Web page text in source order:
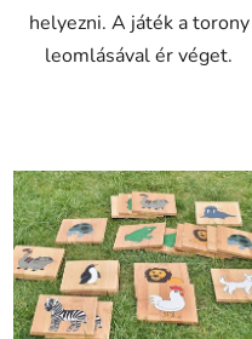
helyezni. A játék a torony
leomlásával ér véget.